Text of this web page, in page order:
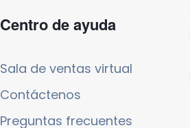
Centro de ayuda
Sala de ventas virtual
Contáctenos
Preguntas frecuentes